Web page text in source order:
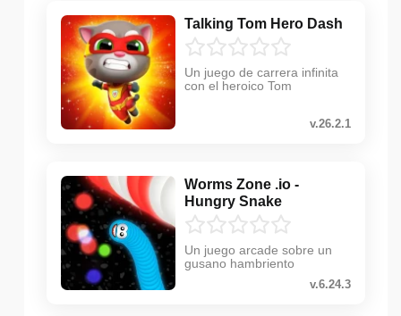
Talking Tom Hero Dash
Un juego de carrera infinita
con el heroico Tom
v.26.2.1
Worms Zone .io -
Hungry Snake
Un juego arcade sobre un
gusano hambriento
v.6.24.3